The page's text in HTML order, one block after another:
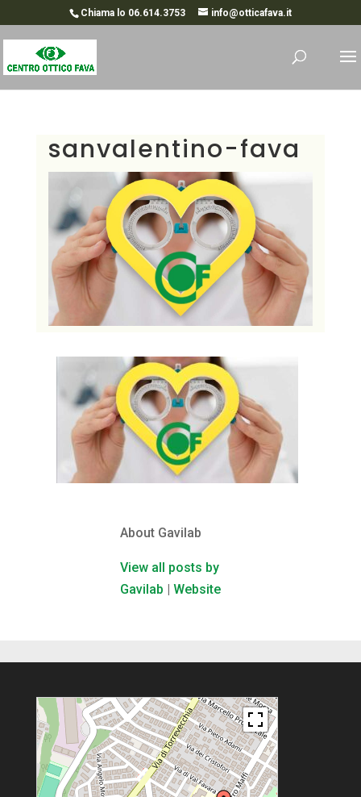
Chiama lo 06.614.3753 info@otticafava.it
sanvalentino-fava
About Gavilab
View all posts by
Gavilab | Website